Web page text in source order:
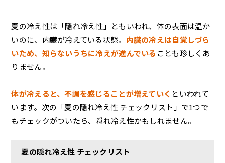
夏の冷え性は「隠れ冷え性」ともいわれ、体の表面は温か
いのに、内臓が冷えている状態。 内臓の冷えは自覚しづら
いため、知らないうちに冷えが進んでいる ことも珍しくあ
りません。
体が冷えると、不調を感じることが増えていく といわれて
います。次の「夏の隠れ冷え性 チェックリスト」で1つで
もチェックがついたら、隠れ冷え性かもしれません。
夏の隠れ冷え性 チェックリスト